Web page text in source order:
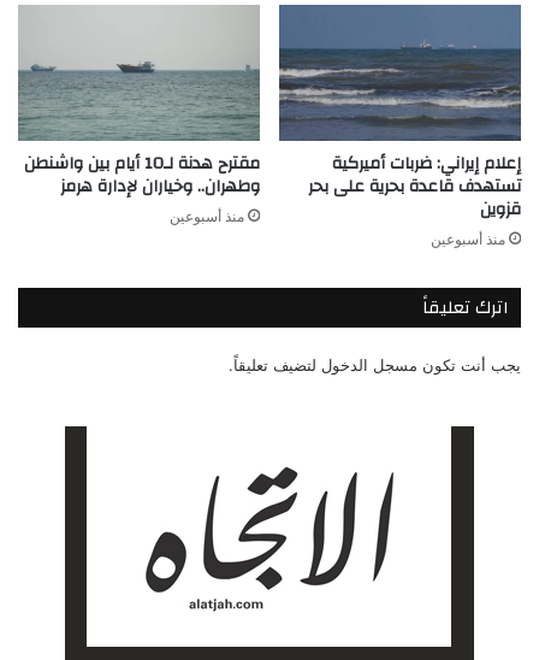
إعلام إيراني: ضربات أميركية
تستهدف قاعدة بحرية على بحر
قزوين
منذ أسبوعين
مقترح هدنة لـ10 أيام بين واشنطن
وطهران.. وخياران لإدارة هرمز
منذ أسبوعين
اترك تعليقاً
يجب أنت تكون مسجل الدخول لتضيف تعليقاً.